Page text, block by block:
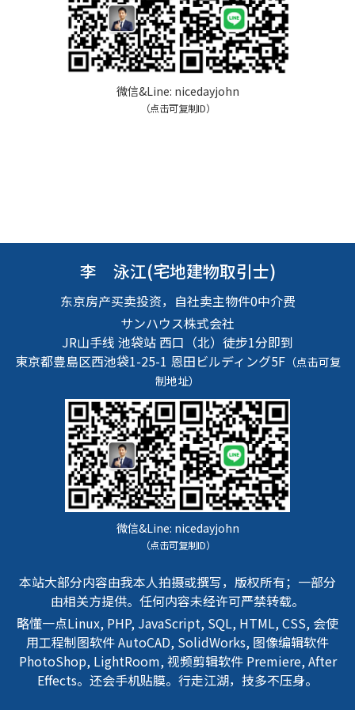
微信&Line: nicedayjohn
（点击可复制ID）
李 泳江(宅地建物取引士)
东京房产买卖投资，自社卖主物件0中介费
サンハウス株式会社
JR山手线 池袋站 西口（北）徒步1分即到
東京都豊島区西池袋1-25-1 恩田ビルディング5F（点击可复
制地址）
微信&Line: nicedayjohn
（点击可复制ID）
本站大部分内容由我本人拍摄或撰写，版权所有；一部分
由相关方提供。任何内容未经许可严禁转载。
略懂一点Linux, PHP, JavaScript, SQL, HTML, CSS, 会使
用工程制图软件 AutoCAD, SolidWorks, 图像编辑软件
PhotoShop, LightRoom, 视频剪辑软件 Premiere, After
Effects。还会手机贴膜。行走江湖，技多不压身。